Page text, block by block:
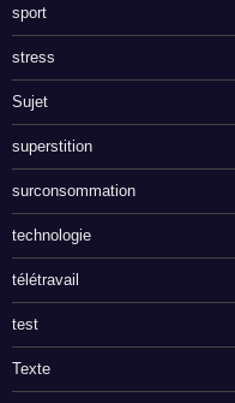
sport
stress
Sujet
superstition
surconsommation
technologie
télétravail
test
Texte